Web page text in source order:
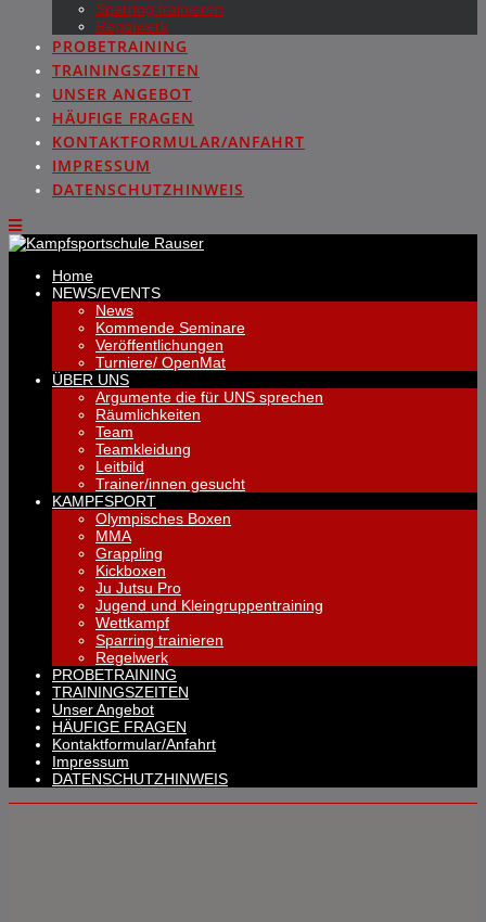
Sparring trainieren
Regelwerk
PROBETRAINING
TRAININGSZEITEN
UNSER ANGEBOT
HÄUFIGE FRAGEN
KONTAKTFORMULAR/ANFAHRT
IMPRESSUM
DATENSCHUTZHINWEIS
Home
NEWS/EVENTS
News
Kommende Seminare
Veröffentlichungen
Turniere/ OpenMat
ÜBER UNS
Argumente die für UNS sprechen
Räumlichkeiten
Team
Teamkleidung
Leitbild
Trainer/innen gesucht
KAMPFSPORT
Olympisches Boxen
MMA
Grappling
Kickboxen
Ju Jutsu Pro
Jugend und Kleingruppentraining
Wettkampf
Sparring trainieren
Regelwerk
PROBETRAINING
TRAININGSZEITEN
Unser Angebot
HÄUFIGE FRAGEN
Kontaktformular/Anfahrt
Impressum
DATENSCHUTZHINWEIS